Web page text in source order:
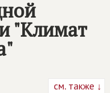
"Климат
см. также ↓